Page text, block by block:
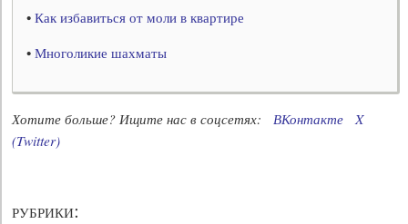
•Как избавиться от моли в квартире
•Многоликие шахматы
Хотите больше? Ищите нас в соцсетях: ВКонтакте
X
(Twitter)
рубрики: